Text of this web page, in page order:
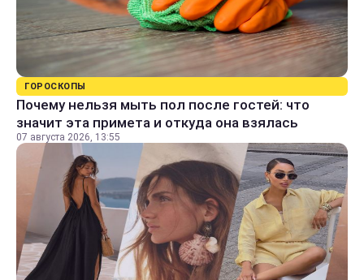
ГОРОСКОПЫ
Почему нельзя мыть пол после гостей: что
значит эта примета и откуда она взялась
07 августа 2026, 13:55